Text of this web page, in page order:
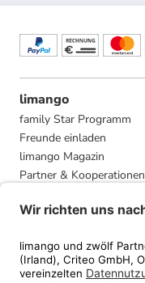
limango
family Star Programm
Freunde einladen
limango Magazin
Partner & Kooperationen
Presse